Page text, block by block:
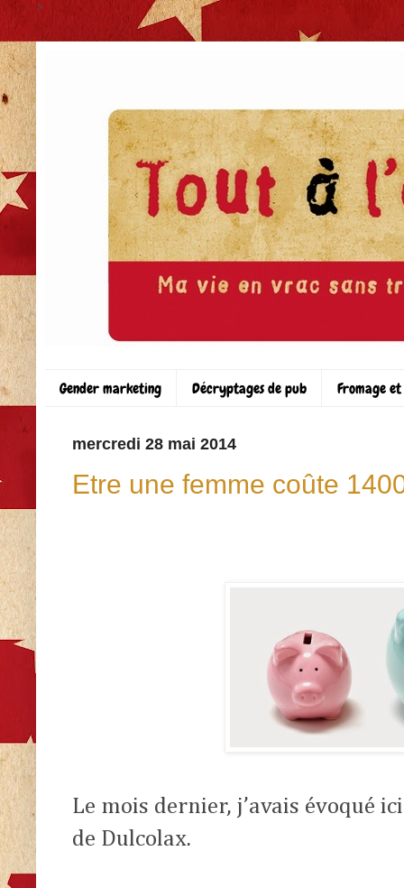
>
Gender marketing Décryptages de pub Fromage
mercredi 28 mai 2014
Etre une femme coûte
Le mois dernier, j’avais évoqué
de Dulcolax.